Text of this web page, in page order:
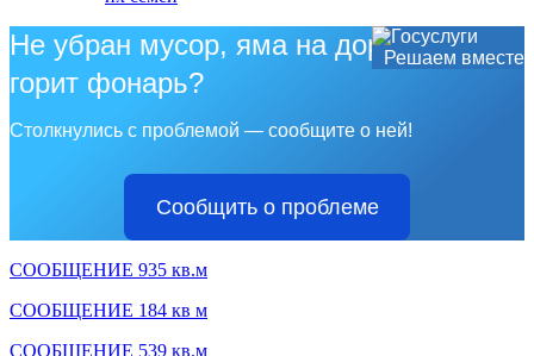
Решаем вместе
Не убран мусор, яма на дороге, не
горит фонарь?
Столкнулись с проблемой — сообщите о ней!
Сообщить о проблеме
СООБЩЕНИЕ 935 кв.м
СООБЩЕНИЕ 184 кв м
СООБЩЕНИЕ 539 кв.м